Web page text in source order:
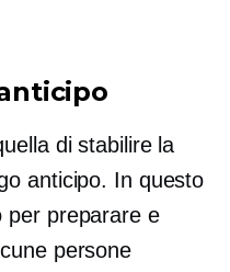
di stabilire la
anticipo. In questo
per preparare e
persone